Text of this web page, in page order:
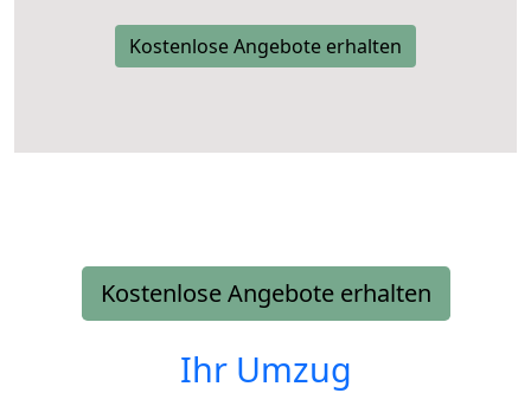
Kostenlose Angebote erhalten
Kostenlose Angebote erhalten
Ihr Umzug